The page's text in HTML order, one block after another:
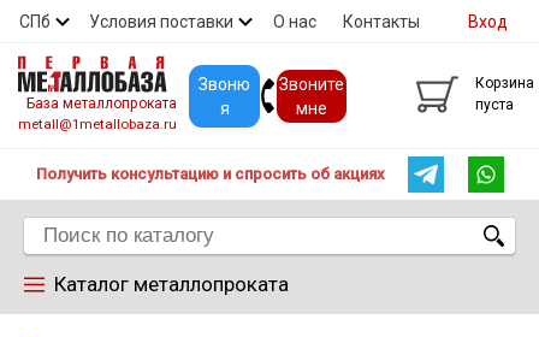
СПб Условия поставки О нас Контакты
Скидки Прайс Покупателям
Вход
База металлопроката
metall@1metallobaza.ru
Звоню
я
Звоните
мне
Корзина
пуста
Получить консультацию и спросить об акциях
Каталог металлопроката